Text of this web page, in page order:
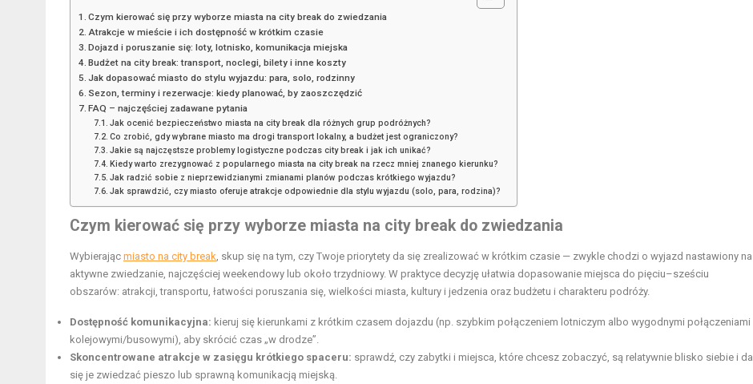
Czym kierować się przy wyborze miasta na city break do zwiedzania
Atrakcje w mieście i ich dostępność w krótkim czasie
Dojazd i poruszanie się: loty, lotnisko, komunikacja miejska
Budżet na city break: transport, noclegi, bilety i inne koszty
Jak dopasować miasto do stylu wyjazdu: para, solo, rodzinny
Sezon, terminy i rezerwacje: kiedy planować, by zaoszczędzić
FAQ – najczęściej zadawane pytania
Jak ocenić bezpieczeństwo miasta na city break dla różnych grup podróżnych?
Co zrobić, gdy wybrane miasto ma drogi transport lokalny, a budżet jest ograniczony?
Jakie są najczęstsze problemy logistyczne podczas city break i jak ich unikać?
Kiedy warto zrezygnować z popularnego miasta na city break na rzecz mniej znanego kierunku?
Jak radzić sobie z nieprzewidzianymi zmianami planów podczas krótkiego wyjazdu?
Jak sprawdzić, czy miasto oferuje atrakcje odpowiednie dla stylu wyjazdu (solo, para, rodzina)?
Czym kierować się przy wyborze miasta na city break do zwiedzania
Wybierając miasto na city break , skup się na tym, czy Twoje priorytety da się zrealizować w krótkim czasie — zwykle chodzi o wyjazd nastawiony na
aktywne zwiedzanie, najczęściej weekendowy lub około trzydniowy. W praktyce decyzję ułatwia dopasowanie miejsca do pięciu–sześciu
obszarów: atrakcji, transportu, łatwości poruszania się, wielkości miasta, kultury i jedzenia oraz budżetu i charakteru podróży.
Dostępność komunikacyjna: kieruj się kierunkami z krótkim czasem dojazdu (np. szybkim połączeniem lotniczym albo wygodnymi połączeniami
kolejowymi/busowymi), aby skrócić czas „w drodze”.
Skoncentrowane atrakcje w zasięgu krótkiego spaceru: sprawdź, czy zabytki i miejsca, które chcesz zobaczyć, są relatywnie blisko siebie i da
się je zwiedzać pieszo lub sprawną komunikacją miejską.